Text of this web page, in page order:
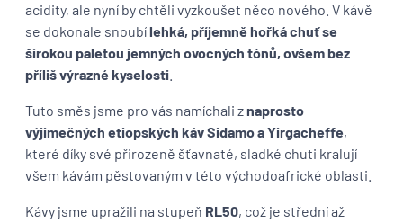
acidity, ale nyní by chtěli vyzkoušet něco nového. V kávě
se dokonale snoubílehká, příjemně hořká chuť se
širokou paletou jemných ovocných tónů, ovšem bez
příliš výrazné kyselosti
Tuto směs jsme pro vás namíchali znaprosto
výjimečných etiopských káv Sidamo a Yirgacheffe,
které díky své přirozeně šťavnaté, sladké chuti kralují
všem kávám pěstovaným v této východoafrické oblasti.
Kávy jsme upražili na stupeň RL50, což je střední až